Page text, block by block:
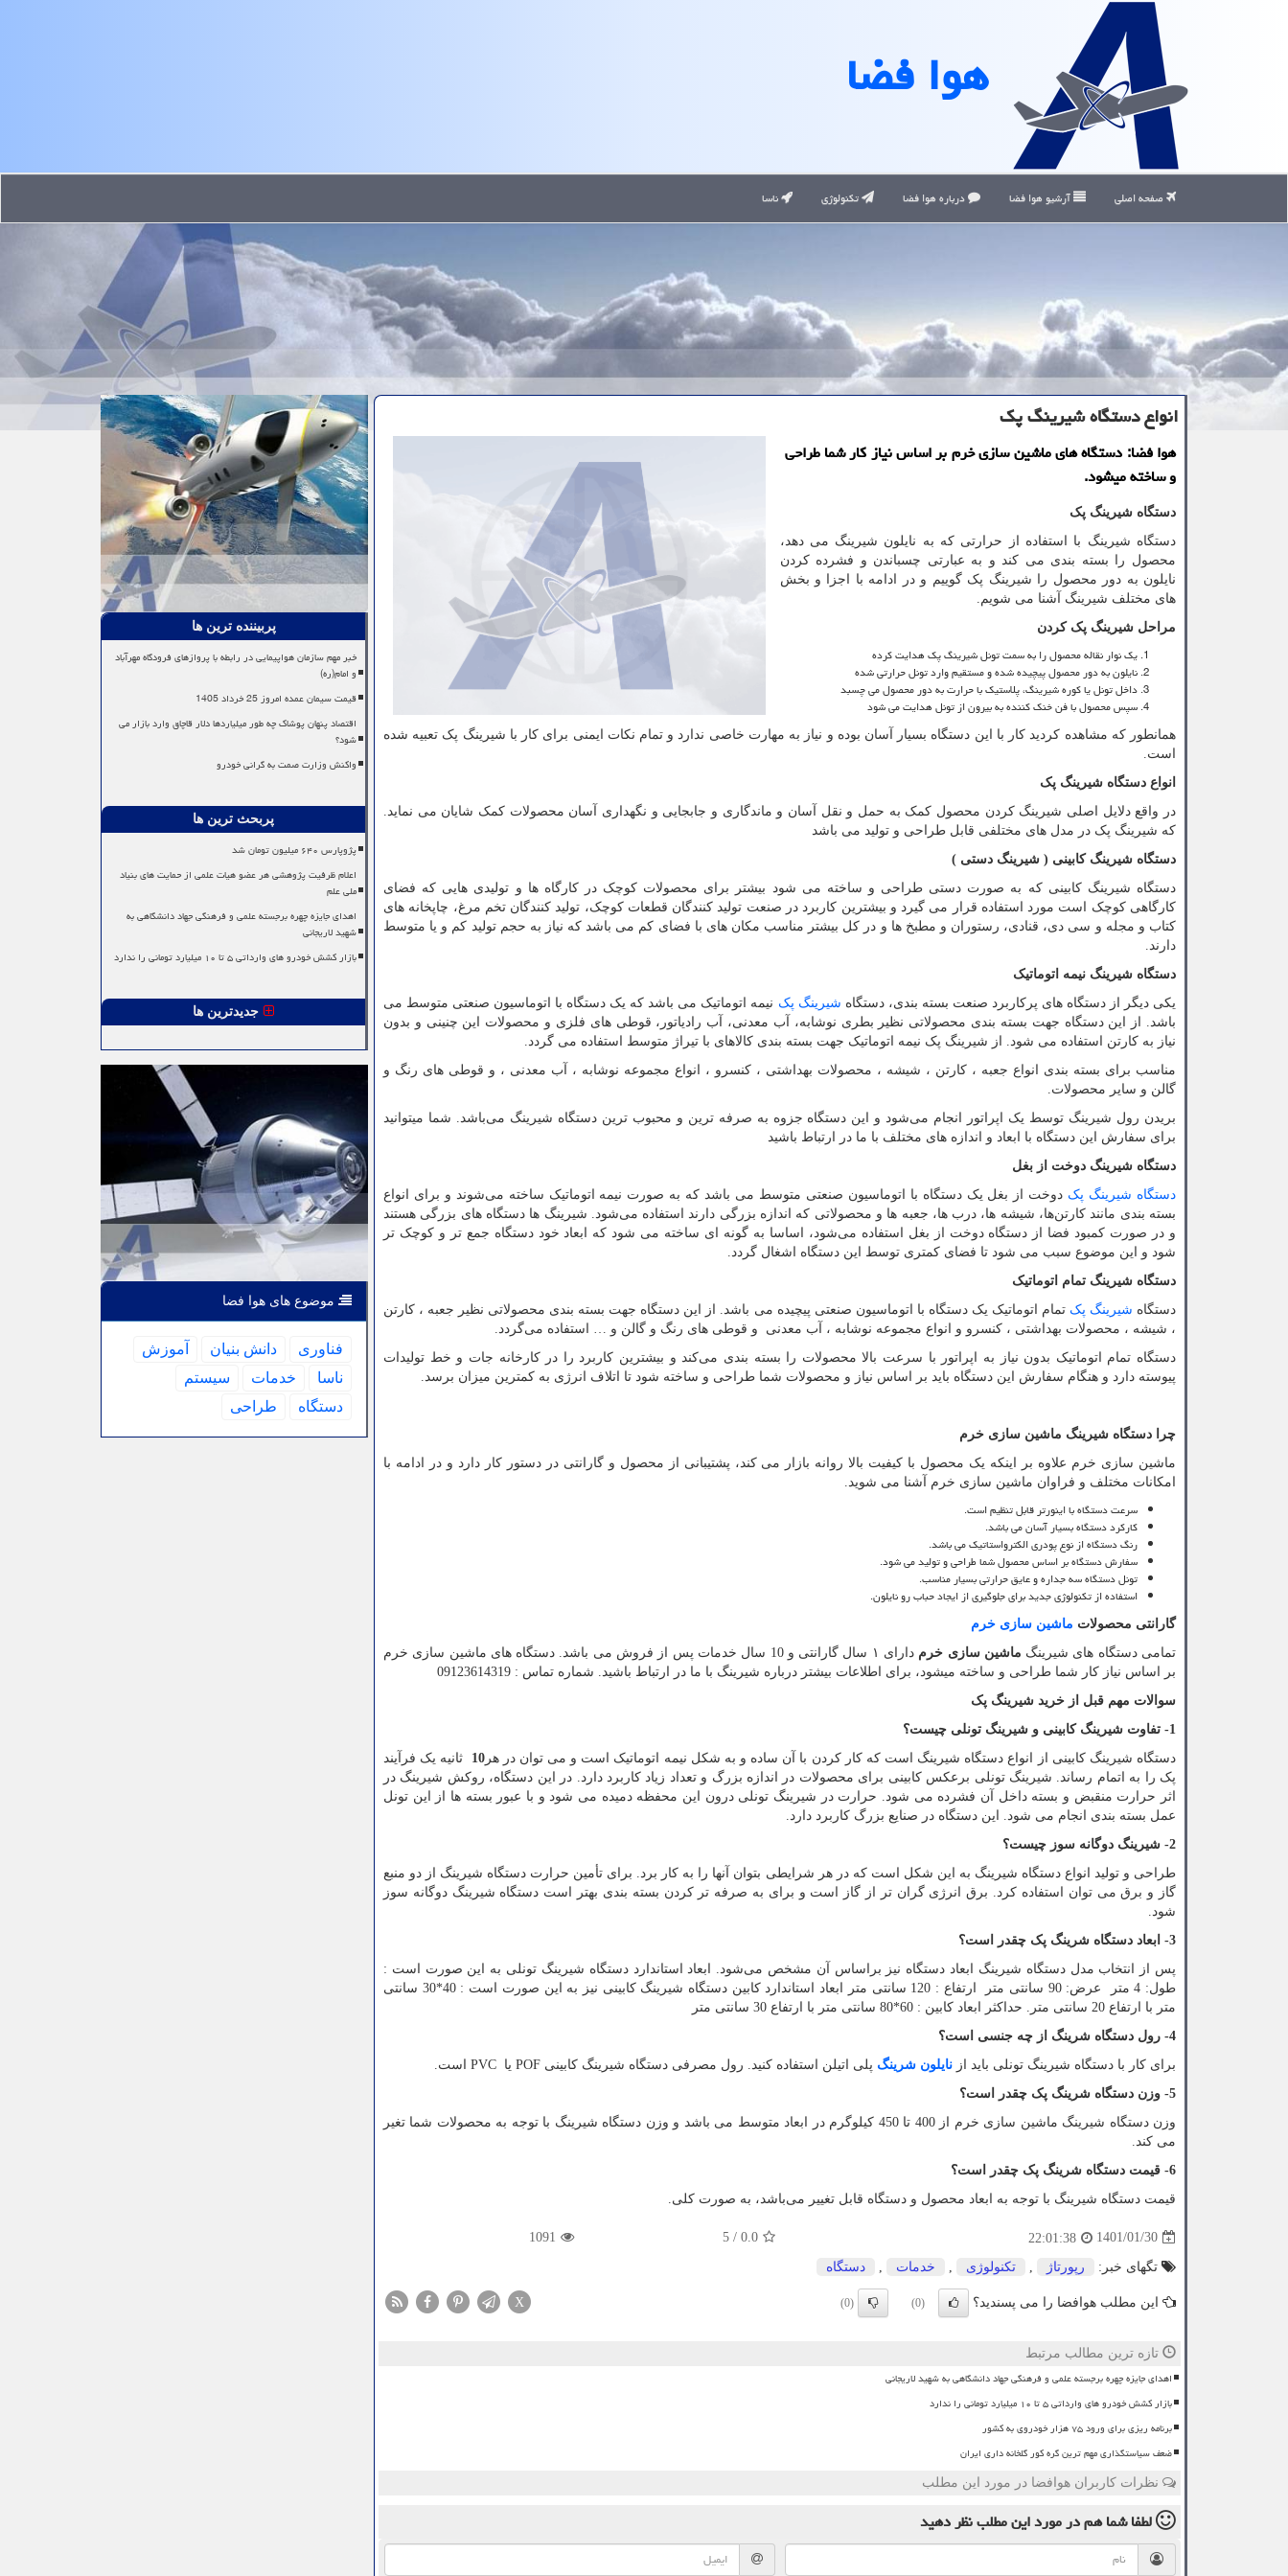
هوا فضا
صفحه اصلی آرشیو هوا فضا درباره هوا فضا تکنولوژی ناسا
انواع دستگاه شیرینگ پک
هوا فضا: دستگاه های ماشین سازی خرم بر اساس نیاز کار شما طراحی
و ساخته میشود.
دستگاه شیرینگ پک
دستگاه شیرینگ با استفاده از حرارتی که به نایلون شیرینگ می دهد،
محصول را بسته بندی می کند و به عبارتی چسباندن و فشرده کردن
نایلون به دور محصول را شیرینگ پک گوییم و در ادامه با اجزا و بخش
های مختلف شیرینگ آشنا می شویم.
مراحل شیرینگ پک کردن
یک نوار نقاله محصول را به سمت تونل شیرینگ پک هدایت کرده
نایلون به دور محصول پیچیده شده و مستقیم وارد تونل حرارتی شده
داخل تونل یا کوره شیرینگ، پلاستیک با حرارت به دور محصول می چسبد
سپس محصول با فن خنک کننده به بیرون از تونل هدایت می شود
همانطور که مشاهده کردید کار با این دستگاه بسیار آسان بوده و نیاز به مهارت خاصی ندارد و تمام نکات ایمنی برای کار با شیرینگ پک تعبیه شده
است.
انواع دستگاه شیرینگ پک
در واقع دلایل اصلی شیرینگ کردن محصول کمک به حمل و نقل آسان و ماندگاری و جابجایی و نگهداری آسان محصولات کمک شایان می نماید.
که شیرینگ پک در مدل های مختلفی قابل طراحی و تولید می باشد
دستگاه شیرینگ کابینی ( شیرینگ دستی )
دستگاه شیرینگ کابینی که به صورت دستی طراحی و ساخته می شود بیشتر برای محصولات کوچک در کارگاه ها و تولیدی هایی که فضای
کارگاهی کوچک است مورد استفاده قرار می گیرد و بیشترین کاربرد در صنعت تولید کنندگان قطعات کوچک، تولید کنندگان تخم مرغ، چاپخانه های
کتاب و مجله و سی دی، قنادی، رستوران و مطبخ ها و در کل بیشتر مناسب مکان های با فضای کم می باشد که نیاز به حجم تولید کم و یا متوسط
دارند.
دستگاه شیرینگ نیمه اتوماتیک
یکی دیگر از دستگاه های پرکاربرد صنعت بسته بندی، دستگاه شیرینگ پک نیمه اتوماتیک می باشد که یک دستگاه با اتوماسیون صنعتی متوسط می
باشد. از این دستگاه جهت بسته بندی محصولاتی نظیر بطری نوشابه، آب معدنی، آب رادیاتور، قوطی های فلزی و محصولات این چنینی و بدون
نیاز به کارتن استفاده می شود. از شیرینگ پک نیمه اتوماتیک جهت بسته بندی کالاهای با تیراژ متوسط استفاده می گردد.
مناسب برای بسته بندی انواع جعبه ، کارتن ، شیشه ، محصولات بهداشتی ، کنسرو ، انواع مجموعه نوشابه ، آب معدنی ، و قوطی های رنگ و
گالن و سایر محصولات.
بریدن رول شیرینگ توسط یک اپراتور انجام می‌شود و این دستگاه جزوه به صرفه ترین و محبوب ترین دستگاه شیرینگ می‌باشد. شما میتوانید
برای سفارش این دستگاه با ابعاد و اندازه های مختلف با ما در ارتباط باشید
دستگاه شیرینگ دوخت از بغل
دستگاه شیرینگ پک دوخت از بغل یک دستگاه با اتوماسیون صنعتی متوسط می باشد که به صورت نیمه اتوماتیک ساخته می‌شوند و برای انواع
بسته بندی مانند کارتن‌ها، شیشه ها، درب ها، جعبه ها و محصولاتی که اندازه بزرگی دارند استفاده می‌شود. شیرینگ ها دستگاه های بزرگی هستند
و در صورت کمبود فضا از دستگاه دوخت از بغل استفاده می‌شود، اساسا به گونه ای ساخته می شود که ابعاد خود دستگاه جمع تر و کوچک تر
شود و این موضوع سبب می شود تا فضای کمتری توسط این دستگاه اشغال گردد.
دستگاه شیرینگ تمام اتوماتیک
دستگاه شیرینگ پک تمام اتوماتیک یک دستگاه با اتوماسیون صنعتی پیچیده می باشد. از این دستگاه جهت بسته بندی محصولاتی نظیر جعبه ، کارتن
، شیشه ، محصولات بهداشتی ، کنسرو و انواع مجموعه نوشابه ، آب معدنی و قوطی های رنگ و گالن و … استفاده می‌گردد.
دستگاه تمام اتوماتیک بدون نیاز به اپراتور با سرعت بالا محصولات را بسته بندی می‌کند و بیشترین کاربرد را در کارخانه جات و خط تولیدات
پیوسته دارد و هنگام سفارش این دستگاه باید بر اساس نیاز و محصولات شما طراحی و ساخته شود تا اتلاف انرژی به کمترین میزان برسد.
چرا دستگاه شیرینگ ماشین سازی خرم
ماشین سازی خرم علاوه بر اینکه یک محصول با کیفیت بالا روانه بازار می کند، پشتیبانی از محصول و گارانتی در دستور کار دارد و در ادامه با
امکانات مختلف و فراوان ماشین سازی خرم آشنا می شوید.
سرعت دستگاه با اینورتر قابل تنظیم است.
کارکرد دستگاه بسیار آسان می باشد.
رنگ دستگاه از نوع پودری الکترواستاتیک می باشد.
سفارش دستگاه بر اساس محصول شما طراحی و تولید می شود.
تونل دستگاه سه جداره و عایق حرارتی بسیار مناسب.
استفاده از تکنولوژی جدید برای جلوگیری از ایجاد حباب رو نایلون.
گارانتی محصولات ماشین سازی خرم
تمامی دستگاه های شیرینگ ماشین سازی خرم
دارای ۱ سال گارانتی و 10 سال خدمات پس از فروش می باشد. دستگاه های ماشین سازی خرم
بر اساس نیاز کار شما طراحی و ساخته میشود، برای اطلاعات بیشتر درباره شیرینگ با ما در ارتباط باشید. شماره تماس : 09123614319
سوالات مهم قبل از خرید شیرینگ پک
1- تفاوت شیرینگ کابینی و شیرینگ تونلی چیست؟
دستگاه شیرینگ کابینی از انواع دستگاه شیرینگ است که کار کردن با آن ساده و به شکل نیمه اتوماتیک است و می توان در هر10
ثانیه یک فرآیند
پک را به اتمام رساند. شیرینگ تونلی برعکس کابینی برای محصولات در اندازه بزرگ و تعداد زیاد کاربرد دارد. در این دستگاه، روکش شیرینگ در
اثر حرارت منقبض و بسته داخل آن فشرده می شود. حرارت در شیرینگ تونلی درون این محفظه دمیده می شود و با عبور بسته ها از این تونل
عمل بسته بندی انجام می شود. این دستگاه در صنایع بزرگ کاربرد دارد.
2- شیرینگ دوگانه سوز چیست؟
طراحی و تولید انواع دستگاه شیرینگ به این شکل است که در هر شرایطی بتوان آنها را به کار برد. برای تأمین حرارت دستگاه شیرینگ از دو منبع
گاز و برق می توان استفاده کرد. برق انرژی گران تر از گاز است و برای به صرفه تر کردن بسته بندی بهتر است دستگاه شیرینگ دوگانه سوز
شود.
3- ابعاد دستگاه شرینگ پک چقدر است؟
پس از انتخاب مدل دستگاه شیرینگ ابعاد دستگاه نیز براساس آن مشخص می‌شود. ابعاد استاندارد دستگاه شیرینگ تونلی به این صورت است :
طول: 4 متر عرض: 90 سانتی متر ارتفاع : 120 سانتی متر ابعاد استاندارد کابین دستگاه شیرینگ کابینی نیز به این صورت است : 40*30 سانتی
متر با ارتفاع 20 سانتی متر. حداکثر ابعاد کابین : 60*80 سانتی متر با ارتفاع 30 سانتی متر
4- رول دستگاه شرینگ از چه جنسی است؟
برای کار با دستگاه شیرینگ تونلی باید از نایلون شرینگ پلی اتیلن استفاده کنید. رول مصرفی دستگاه شیرینگ کابینی POF يا PVC است.
5- وزن دستگاه شرینگ پک چقدر است؟
وزن دستگاه شیرینگ ماشین سازی خرم از 400 تا 450 کیلوگرم در ابعاد متوسط می باشد و وزن دستگاه شیرینگ با توجه به محصولات شما تغیر
می کند.
6- قیمت دستگاه شرینگ پک چقدر است؟
قیمت دستگاه شیرینگ با توجه به ابعاد محصول و دستگاه قابل تغییر می‌باشد، به صورت کلی.
1401/01/30
22:01:38
0.0
/
5
1091
تگهای خبر: رپورتاژ تكنولوژی خدمات دستگاه
این مطلب هوافضا را می پسندید؟ (0)
(0)
X
تازه ترین مطالب مرتبط
اهدای جایزه چهره برجسته علمی و فرهنگی جهاد دانشگاهی به شهید لاریجانی
بازار کشش خودرو های وارداتی ۵ تا ۱۰ میلیارد تومانی را ندارد
برنامه ریزی برای ورود ۷۵ هزار خودروی به کشور
ضعف سیاستگذاری مهم ترین گره کور گلخانه داری ایران
نظرات کاربران هوافضا در مورد این مطلب
لطفا شما همدر مورد این مطلبنظر دهید
پربیننده ترین ها
خبر مهم سازمان هواپیمایی در رابطه با پروازهای فرودگاه مهرآباد
و امام(ره)
قیمت سیمان عمده امروز 25 خرداد 1405
اقتصاد پنهان پوشاک چه طور میلیاردها دلار قاچاق وارد بازار می
شود؟
واکنش وزارت صمت به گرانی خودرو
پربحث ترین ها
پژوپارس ۶۴۰ میلیون تومان شد
اعلام ظرفیت پژوهشی هر عضو هیات علمی از حمایت های بنیاد
ملی علم
اهدای جایزه چهره برجسته علمی و فرهنگی جهاد دانشگاهی به
شهید لاریجانی
بازار کشش خودرو های وارداتی ۵ تا ۱۰ میلیارد تومانی را ندارد
جدیدترین ها
موضوع های هوا فضا
فناوری دانش بنیان
آموزش
ناسا
خدمات
سیستم
دستگاه
طراحی